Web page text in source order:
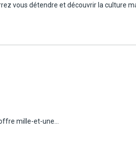
vous détendre et découvrir la culture
mille-et-une
Réunion,